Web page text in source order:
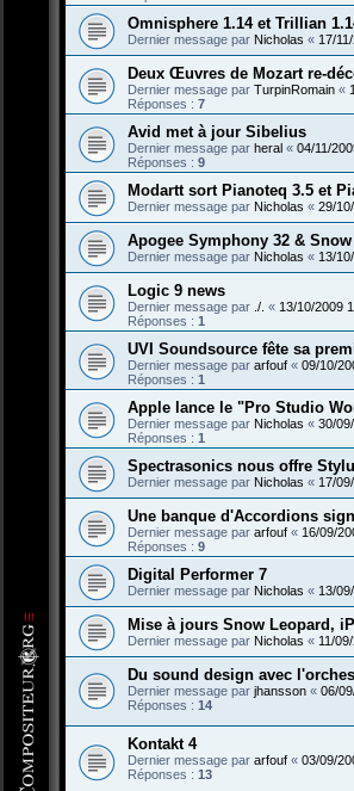
Omnisphere 1.14 et Trillian
Dernier message par Nicholas « 17/
Deux Œuvres de Mozart re-
Dernier message par TurpinRomain «
Réponses : 7
Avid met à jour Sibelius
Dernier message par heral « 04/11/
Réponses : 9
Modartt sort Pianoteq 3.5 et
Dernier message par Nicholas « 29/
Apogee Symphony 32 &
Dernier message par Nicholas « 13/
Logic 9 news
Dernier message par ./. « 13/10/2009
Réponses : 1
UVI Soundsource fête sa
Dernier message par arfouf « 09/10/
Réponses : 1
Apple lance le "Pro Studio
Dernier message par Nicholas « 30/
Réponses : 1
Spectrasonics nous offre
Dernier message par Nicholas « 17/
Une banque d'Accordions
Dernier message par arfouf « 16/09/
Réponses : 9
Digital Performer 7
Dernier message par Nicholas « 13/
Mise à jours Snow Leopard,
Dernier message par Nicholas « 11/
Du sound design avec
Dernier message par jhansson « 06/
Réponses : 14
Kontakt 4
Dernier message par arfouf « 03/09/
Réponses : 13